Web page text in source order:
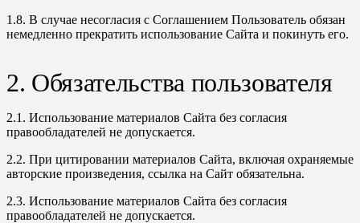
1.8. В случае несогласия с Соглашением Пользователь обязан
немедленно прекратить использование Сайта и покинуть его.
2. Обязательства пользователя
2.1. Использование материалов Сайта без согласия
правообладателей не допускается.
2.2. При цитировании материалов Сайта, включая охраняемые
авторские произведения, ссылка на Сайт обязательна.
2.3. Использование материалов Сайта без согласия
правообладателей не допускается.